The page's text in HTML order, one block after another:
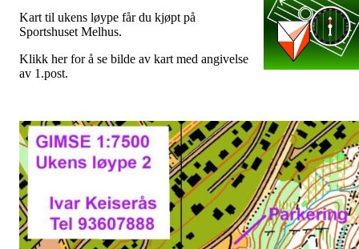
Kart til ukens løype får du kjøpt på
Sportshuset Melhus.
Klikk her for å se bilde av kart med angivelse
av 1.post.